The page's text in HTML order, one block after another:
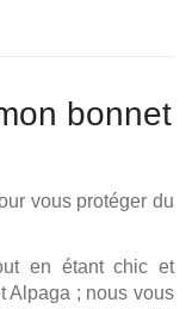
bonnet
vous protéger du
en étant chic et
Alpaga ; nous vous